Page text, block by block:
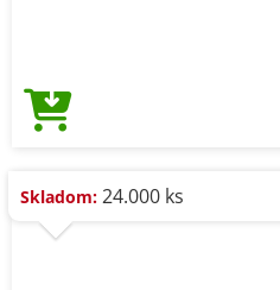
Skladom: 24.000 ks